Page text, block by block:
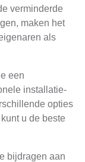
verminderde
maken het
als
een
installatie-
opties
u de beste
bijdragen aan